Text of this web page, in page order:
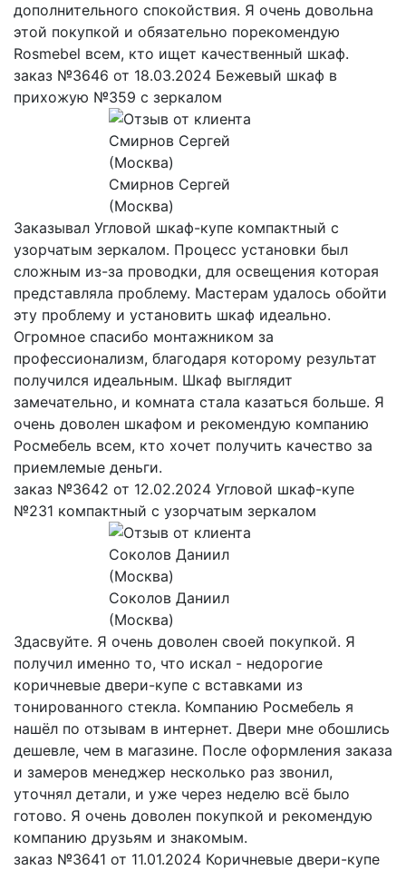
дополнительного спокойствия. Я очень довольна
этой покупкой и обязательно порекомендую
Rosmebel всем, кто ищет качественный шкаф.
заказ №3646 от 18.03.2024 Бежевый шкаф в
прихожую №359 с зеркалом
Смирнов Сергей
(Москва)
Заказывал Угловой шкаф-купе компактный с
узорчатым зеркалом. Процесс установки был
сложным из-за проводки, для освещения которая
представляла проблему. Мастерам удалось обойти
эту проблему и установить шкаф идеально.
Огромное спасибо монтажником за
профессионализм, благодаря которому результат
получился идеальным. Шкаф выглядит
замечательно, и комната стала казаться больше. Я
очень доволен шкафом и рекомендую компанию
Росмебель всем, кто хочет получить качество за
приемлемые деньги.
заказ №3642 от 12.02.2024 Угловой шкаф-купе
№231 компактный с узорчатым зеркалом
Соколов Даниил
(Москва)
Здасвуйте. Я очень доволен своей покупкой. Я
получил именно то, что искал - недорогие
коричневые двери-купе с вставками из
тонированного стекла. Компанию Росмебель я
нашёл по отзывам в интернет. Двери мне обошлись
дешевле, чем в магазине. После оформления заказа
и замеров менеджер несколько раз звонил,
уточнял детали, и уже через неделю всё было
готово. Я очень доволен покупкой и рекомендую
компанию друзьям и знакомым.
заказ №3641 от 11.01.2024 Коричневые двери-купе